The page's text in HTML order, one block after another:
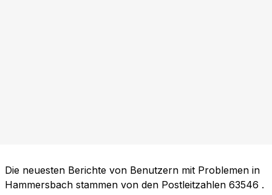
Die neuesten Berichte von Benutzern mit Problemen in
Hammersbach stammen von den Postleitzahlen 63546 .